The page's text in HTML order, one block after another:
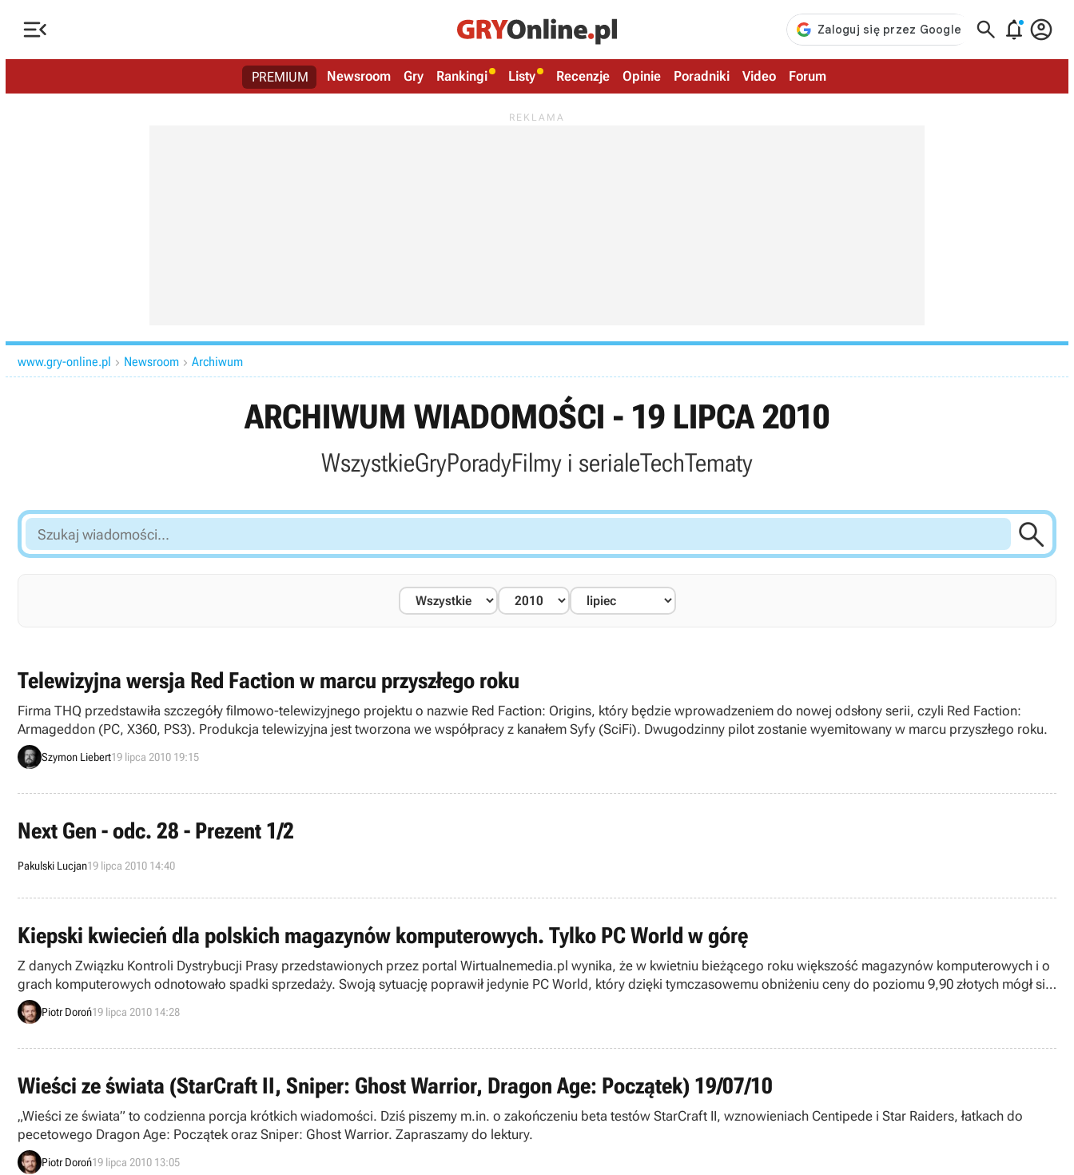
   
PREMIUM Newsroom Gry Rankingi Listy Recenzje Opinie Poradniki Video Forum
www.gry-online.pl  Newsroom  Archiwum
ARCHIWUM WIADOMOŚCI - 19 LIPCA 2010
WszystkieGryPoradyFilmy i serialeTechTematy
Szukaj
wiadomości...

Telewizyjna wersja Red Faction w marcu przyszłego roku
Firma THQ przedstawiła szczegóły filmowo-telewizyjnego projektu o nazwie Red Faction: Origins, który będzie wprowadzeniem do nowej odsłony serii, czyli Red Faction:
Armageddon (PC, X360, PS3). Produkcja telewizyjna jest tworzona we współpracy z kanałem Syfy (SciFi). Dwugodzinny pilot zostanie wyemitowany w marcu przyszłego roku.
Szymon Liebert19 lipca 2010 19:15
Next Gen - odc. 28 - Prezent 1/2
Pakulski Lucjan19 lipca 2010 14:40
Kiepski kwiecień dla polskich magazynów komputerowych. Tylko PC World w górę
Z danych Związku Kontroli Dystrybucji Prasy przedstawionych przez portal Wirtualnemedia.pl wynika, że w kwietniu bieżącego roku większość magazynów komputerowych i o
grach komputerowych odnotowało spadki sprzedaży. Swoją sytuację poprawił jedynie PC World, który dzięki tymczasowemu obniżeniu ceny do poziomu 9,90 złotych mógł się
pochwalić rezultatem dwukrotnie lepszym, aniżeli w 2009 roku.
Piotr Doroń19 lipca 2010 14:28
Wieści ze świata (StarCraft II, Sniper: Ghost Warrior, Dragon Age: Początek) 19/07/10
„Wieści ze świata” to codzienna porcja krótkich wiadomości. Dziś piszemy m.in. o zakończeniu beta testów StarCraft II, wznowieniach Centipede i Star Raiders, łatkach do
pecetowego Dragon Age: Początek oraz Sniper: Ghost Warrior. Zapraszamy do lektury.
Piotr Doroń19 lipca 2010 13:05